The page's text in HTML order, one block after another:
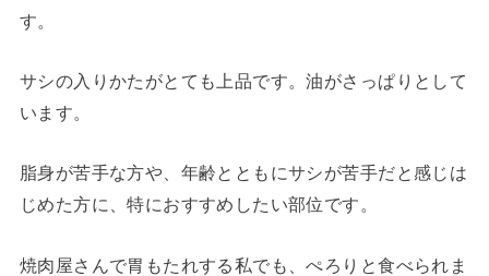
す。
サシの入りかたがとても上品です。油がさっぱりとして
います。
脂身が苦手な方や、年齢とともにサシが苦手だと感じは
じめた方に、特におすすめしたい部位です。
焼肉屋さんで胃もたれする私でも、ぺろりと食べられま